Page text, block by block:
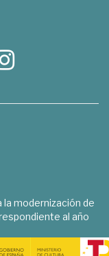
la modernización de
al año